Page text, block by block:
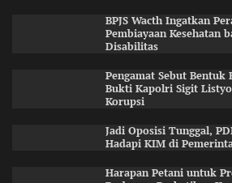
BPJS Wacth Ingatkan
Pembiayaan Kesehatan
Disabilitas
Pengamat Sebut
Bukti Kapolri Sigit
Korupsi
Jadi Oposisi Tunggal,
Hadapi KIM di
Harapan Petani untuk